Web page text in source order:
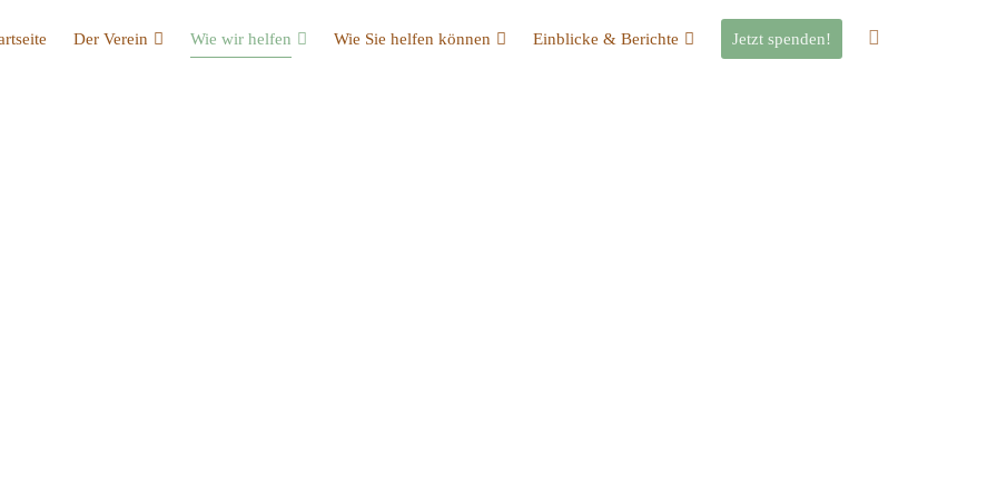
Der Verein Wie wir helfen Wie Sie helfen können Einblicke & Berichte Jetzt spenden!